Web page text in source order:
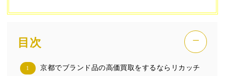
目次 −
1
京都でブランド品の高価買取をするならリカッチ